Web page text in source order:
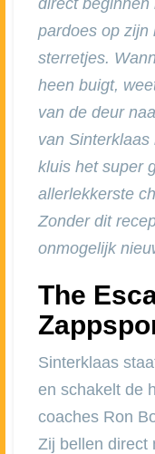
pardoes op zijn
sterretjes.
heen buigt,
van de deur
van Sinterklaas
kluis het super
allerlekkerste
Zonder dit
onmogelijk
The
Sinterklaas
en schakelt de
coaches Ron
Zij bellen direct